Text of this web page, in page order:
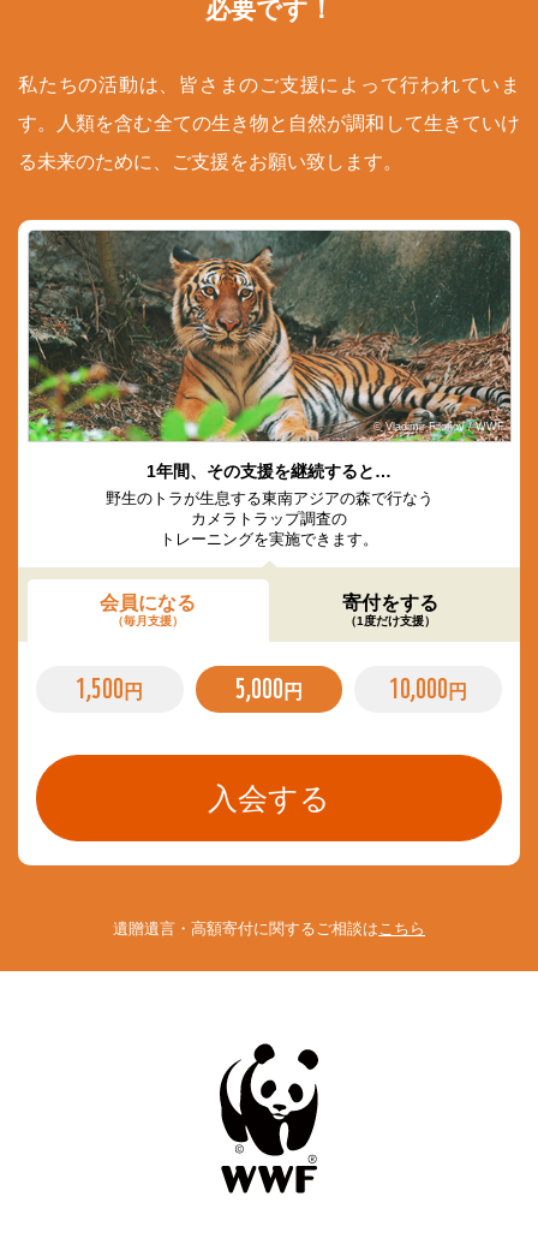
必要です！
私たちの活動は、皆さまのご支援によって行われていま
す。人類を含む全ての生き物と自然が調和して生きていけ
る未来のために、ご支援をお願い致します。
© Vladimir Filonov / WWF
1年間、その支援を継続すると…
野生のトラが生息する東南アジアの森で行なう
カメラトラップ調査の
トレーニングを実施できます。
会員になる
（毎月支援）
寄付をする
（1度だけ支援）
1,500 円 5,000 円 10,000 円
遺贈遺言・高額寄付に関するご相談は こちら